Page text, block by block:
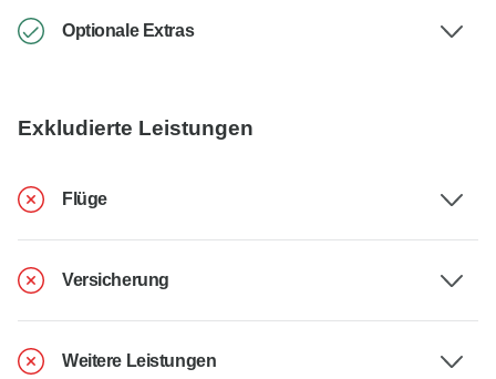
Optionale Extras
Exkludierte Leistungen
Flüge
Versicherung
Weitere Leistungen